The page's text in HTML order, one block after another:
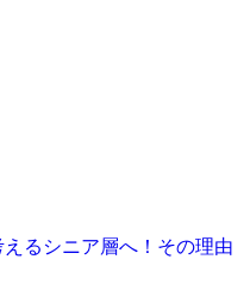
るシニア層へ！その理由